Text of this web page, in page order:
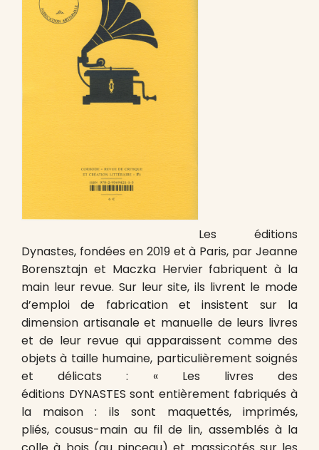
Les éditions
Dynastes, fondées en 2019 et à Paris, par Jeanne
Borensztajn et Maczka Hervier fabriquent à la
main leur revue. Sur leur site, ils livrent le mode
d’emploi de fabrication et insistent sur la
dimension artisanale et manuelle de leurs livres
et de leur revue qui apparaissent comme des
objets à taille humaine, particulièrement soignés
et délicats : « Les livres des
éditions DYNASTES sont entièrement fabriqués à
la maison : ils sont maquettés, imprimés,
pliés, cousus-main au fil de lin, assemblés à la